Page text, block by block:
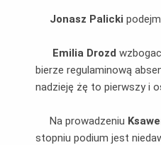
Jonasz Palicki
Emilia Drozd
bierze regulaminową
nadzieję żę to pierwszy i
Na prowadzeniu
stopniu podium jest